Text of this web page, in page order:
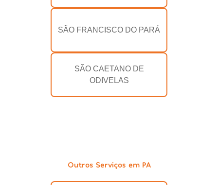
SÃO FRANCISCO DO PARÁ
SÃO CAETANO DE
ODIVELAS
Outros Serviços em PA